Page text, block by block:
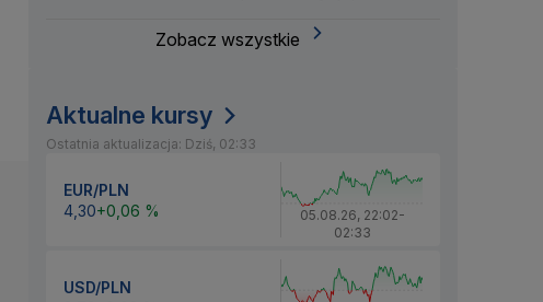
Zobacz wszystkie
Aktualne kursy
Ostatnia aktualizacja: Dziś, 02:33
EUR/PLN
4,30+0,06 % 05.08.26, 22:02-
02:33
USD/PLN